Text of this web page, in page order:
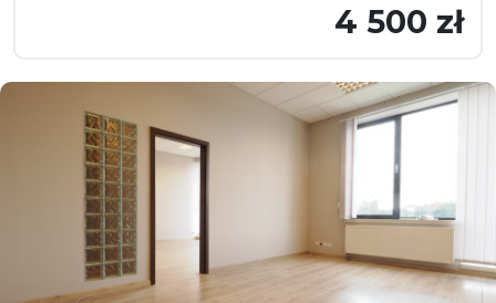
4 500 zł